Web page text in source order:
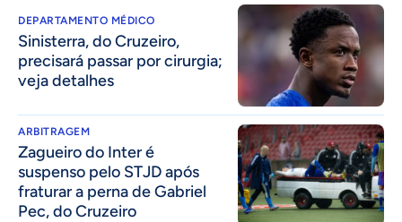
DEPARTAMENTO MÉDICO
Sinisterra, do Cruzeiro,
precisará passar por cirurgia;
veja detalhes
ARBITRAGEM
Zagueiro do Inter é
suspenso pelo STJD após
fraturar a perna de Gabriel
Pec, do Cruzeiro